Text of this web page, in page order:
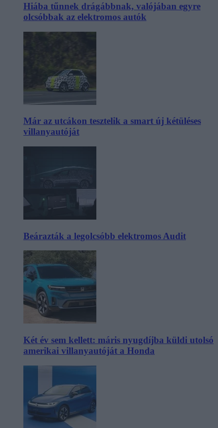
Hiába tűnnek drágábbnak, valójában egyre
olcsóbbak az elektromos autók
Már az utcákon tesztelik a smart új kétüléses
villanyautóját
Beárazták a legolcsóbb elektromos Audit
Két év sem kellett: máris nyugdíjba küldi utolsó
amerikai villanyautóját a Honda